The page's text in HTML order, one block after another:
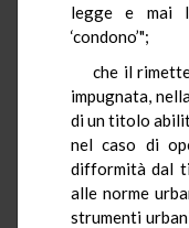
legge e mai
‘condono’";
che il
impugnata,
di un titolo
nel caso di
difformità dal
alle norme
strumenti